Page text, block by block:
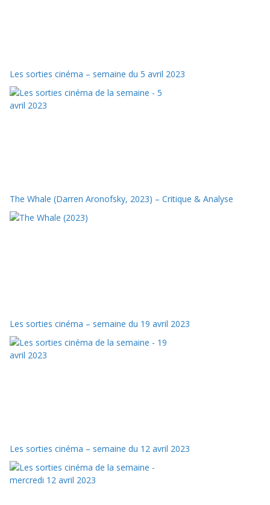
Les sorties cinéma – semaine du 5 avril 2023
The Whale (Darren Aronofsky, 2023) – Critique & Analyse
Les sorties cinéma – semaine du 19 avril 2023
Les sorties cinéma – semaine du 12 avril 2023